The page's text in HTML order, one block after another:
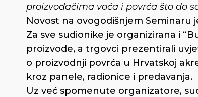
proizvođačima voća i povrća što do
Novost na ovogodišnjem Seminaru
Za sve sudionike je organizirana i
proizvode, a trgovci prezentirali
o proizvodnji povrća u Hrvatskoj
kroz panele, radionice i predavanja.
Uz već spomenute organizatore,